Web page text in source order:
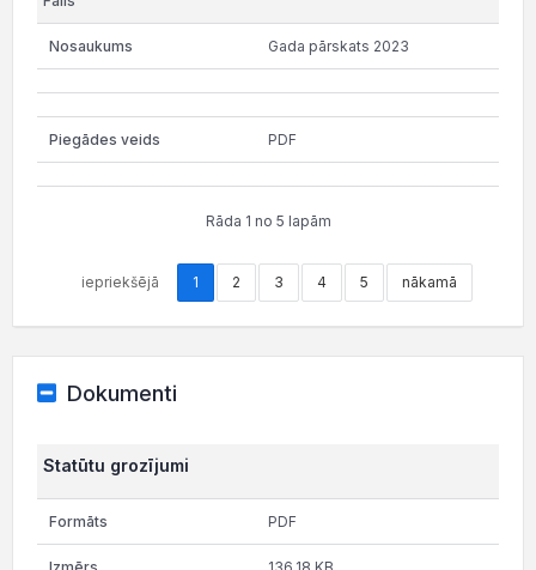
Gada pārskats 2023
PDF
Rāda 1 no 5 lapām
iepriekšējā 1 2 3 4 5 nākamā
Dokumenti
Statūtu grozījumi
PDF